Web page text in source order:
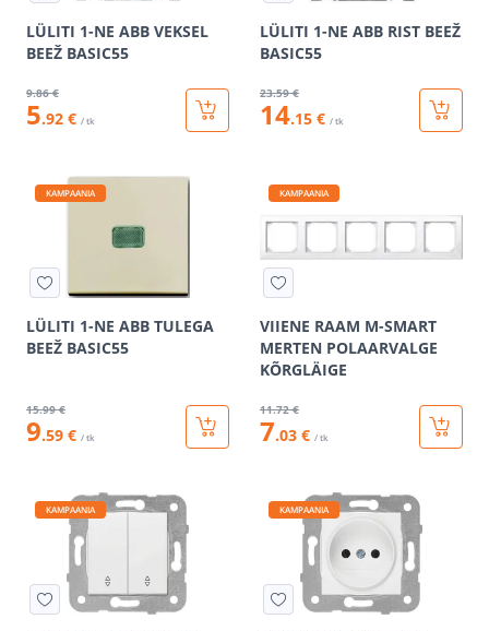
LÜLITI 1-NE ABB VEKSEL
BEEŽ BASIC55
9.86 €
5.92 € / tk
LÜLITI 1-NE ABB RIST BEEŽ
BASIC55
23.59 €
14.15 € / tk
KAMPAANIA
LÜLITI 1-NE ABB TULEGA
BEEŽ BASIC55
15.99 €
9.59 € / tk
KAMPAANIA
VIIENE RAAM M-SMART
MERTEN POLAARVALGE
KÕRGLÄIGE
11.72 €
7.03 € / tk
KAMPAANIA KAMPAANIA